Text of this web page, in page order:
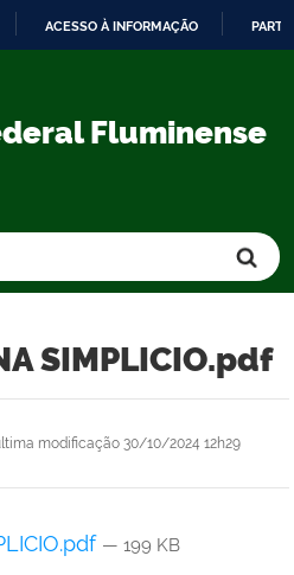
CONTEÚDO
ACESSO À INFORMAÇÃO
Fluminense
SIMPLICIO.pdf
modificação 30/10/2024 12h29
— 199 KB